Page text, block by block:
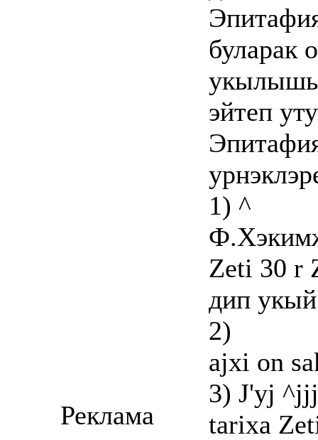
буларак
укылышы
эйтеп
1) ^
Zeti 30 r
дип
2)
ajxi on
3) J'yj
tarixa
Реклама